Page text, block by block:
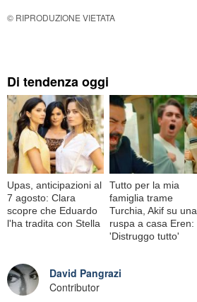
© RIPRODUZIONE VIETATA
Di tendenza oggi
Upas, anticipazioni al
7 agosto: Clara
scopre che Eduardo
l'ha tradita con Stella
Tutto per la mia
famiglia trame
Turchia, Akif su una
ruspa a casa Eren:
'Distruggo tutto'
David Pangrazi
Contributor